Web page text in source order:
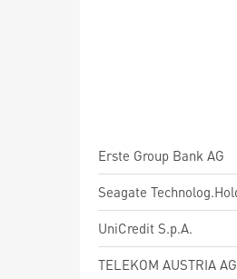
Erste Group Bank AG
UniCredit S.p.A.
TELEKOM AUSTRIA AG